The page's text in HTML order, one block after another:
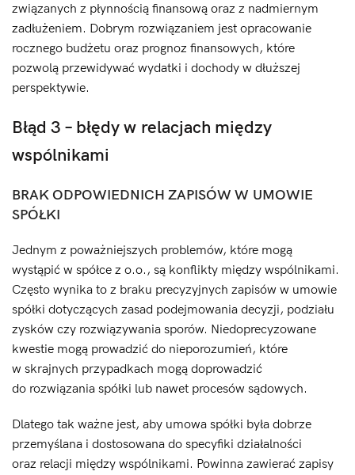
związanych z płynnością finansową oraz z nadmiernym
zadłużeniem. Dobrym rozwiązaniem jest opracowanie
rocznego budżetu oraz prognoz finansowych, które
pozwolą przewidywać wydatki i dochody w dłuższej
perspektywie.
Błąd 3 – błędy w relacjach między
wspólnikami
BRAK ODPOWIEDNICH ZAPISÓW W UMOWIE
SPÓŁKI
Jednym z poważniejszych problemów, które mogą
wystąpić w spółce z o.o., są konflikty między wspólnikami.
Często wynika to z braku precyzyjnych zapisów w umowie
spółki dotyczących zasad podejmowania decyzji, podziału
zysków czy rozwiązywania sporów. Niedoprecyzowane
kwestie mogą prowadzić do nieporozumień, które
w skrajnych przypadkach mogą doprowadzić
do rozwiązania spółki lub nawet procesów sądowych.
Dlatego tak ważne jest, aby umowa spółki była dobrze
przemyślana i dostosowana do specyfiki działalności
oraz relacji między wspólnikami. Powinna zawierać zapisy